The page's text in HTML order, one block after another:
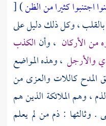
اجتنبوا كثيرا من الظن) [
الدعاء بالقلب ، وكل ذلك دليل على
من الأركان ، وأن الكذب
والأرجل ، وهذه المواضع
المدح كاللات والعزى من
، وهم الملائكة الذين هم
. وثالثها : ذم من لم يعلم